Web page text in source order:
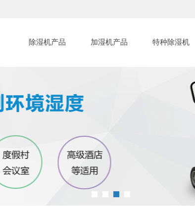
除湿机产品 加湿机产品 特种除湿机